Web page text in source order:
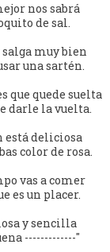
nos sabrá
de sal.
salga muy bien
una sartén.
que quede suelta
darle la vuelta.
está deliciosa
color de rosa.
vas a comer
es un placer.
y sencilla
-------------"